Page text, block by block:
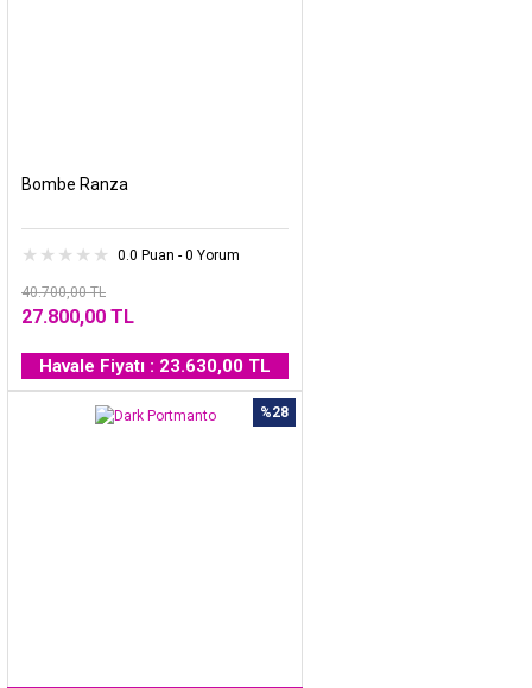
Bombe Ranza
0.0 Puan - 0 Yorum
40.700,00 TL
27.800,00 TL
Havale Fiyatı : 23.630,00 TL
%28